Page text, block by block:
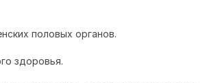
половых органов.
здоровья.